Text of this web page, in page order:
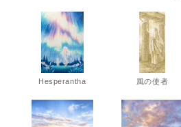
Hesperantha 風の使者